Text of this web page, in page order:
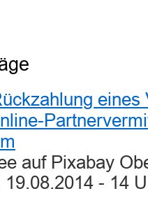
eines
auf Pixabay
19.08.2014 - 14